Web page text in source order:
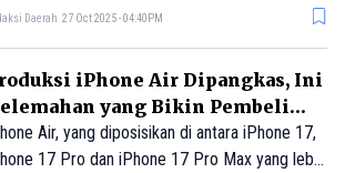
solusi. Membeli iPhone bekas bisa
membayar harga penuh.
Daerah 27 Oct 2025 - 04:40PM
iPhone Air Dipangkas, Ini
yang Bikin Pembeli
Air, yang diposisikan di antara iPhone 17,
17 Pro dan iPhone 17 Pro Max yang lebih